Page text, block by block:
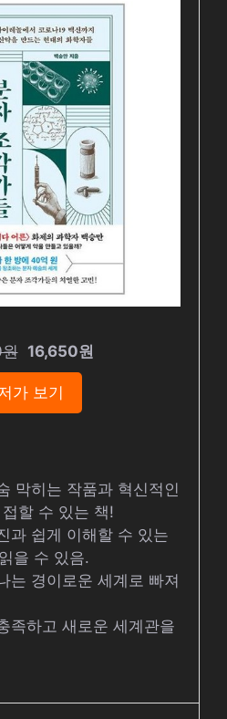
16,650원
가 보기
막히는 작품과 혁신적인
할 수 있는 책!
과 쉽게 이해할 수 있는
을 수 있음.
는 경이로운 세계로 빠져
족하고 새로운 세계관을